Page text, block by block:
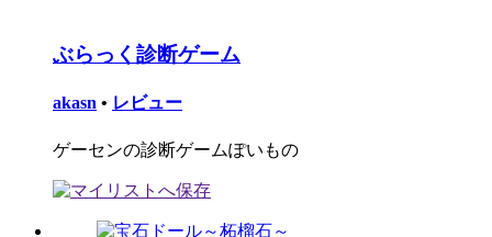
ぶらっく診断ゲーム
akasn • レビュー
ゲーセンの診断ゲームぽいもの